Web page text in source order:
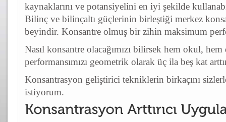
kaynaklarını ve potansiyelini en iyi şekilde
Bilinç ve bilinçaltı güçlerinin birleştiği merkez
beyindir. Konsantre olmuş bir zihin maksimum
Nasıl konsantre olacağımızı bilirsek hem okul, hem
performansımızı geometrik olarak üç ila beş kat
Konsantrasyon geliştirici tekniklerin birkaçını
istiyorum.